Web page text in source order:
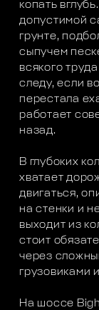
копать
допустимой
грунте,
сыпучем
всякого
следу, если
перестала
работает
назад.
В глубоких
хватает
двигаться,
на стенки и
выходит из
стоит
через
грузовиками
На шоссе